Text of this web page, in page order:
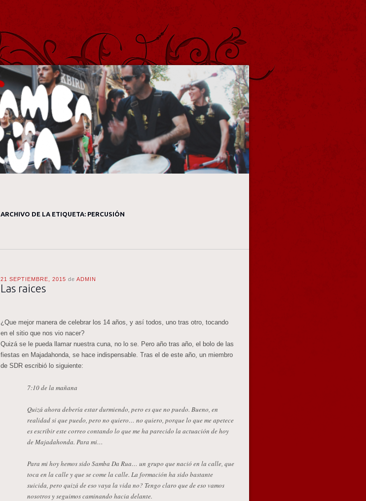
Samba Da Rua
Batucada de Samba Afro y Carioca de Madrid
ARCHIVO DE LA ETIQUETA: PERCUSIÓN
21 SEPTIEMBRE, 2015 de ADMIN
Las raices
¿Que mejor manera de celebrar los 14 años, y así todos, uno tras otro, tocando
en el sitio que nos vio nacer?
Quizá se le pueda llamar nuestra cuna, no lo se. Pero año tras año, el bolo de las
fiestas en Majadahonda, se hace indispensable. Tras el de este año, un miembro
de SDR escribió lo siguiente:
7:10 de la mañana
Quizá ahora debería estar durmiendo, pero es que no puedo. Bueno, en
realidad si que puedo, pero no quiero… no quiero, porque lo que me apetece
es escribir este correo contando lo que me ha parecido la actuación de hoy
de Majadahonda. Para mi…
Para mi hoy hemos sido Samba Da Rua… un grupo que nació en la calle, que
toca en la calle y que se come la calle. La formación ha sido bastante
suicida, pero quizá de eso vaya la vida no? Tengo claro que de eso vamos
nosotros y seguimos caminando hacia delante.